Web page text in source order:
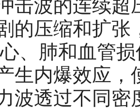
击波的连续超
的压缩和扩
、肺和血管
生内爆效应，
波透过不同密